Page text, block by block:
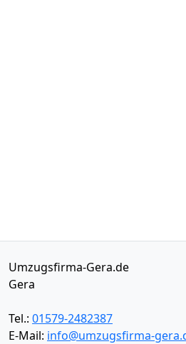
Umzugsfirma-Gera.de
Gera
Tel.: 01579-2482387
E-Mail: info@umzugsfirma-